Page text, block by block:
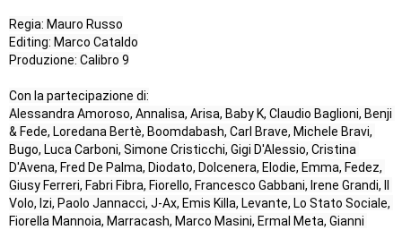
Regia: Mauro Russo
Editing: Marco Cataldo
Produzione: Calibro 9
Con la partecipazione di:
Alessandra Amoroso, Annalisa, Arisa, Baby K, Claudio Baglioni, Benji
& Fede, Loredana Bertè, Boomdabash, Carl Brave, Michele Bravi,
Bugo, Luca Carboni, Simone Cristicchi, Gigi D'Alessio, Cristina
D'Avena, Fred De Palma, Diodato, Dolcenera, Elodie, Emma, Fedez,
Giusy Ferreri, Fabri Fibra, Fiorello, Francesco Gabbani, Irene Grandi, Il
Volo, Izi, Paolo Jannacci, J-Ax, Emis Killa, Levante, Lo Stato Sociale,
Fiorella Mannoia, Marracash, Marco Masini, Ermal Meta, Gianni